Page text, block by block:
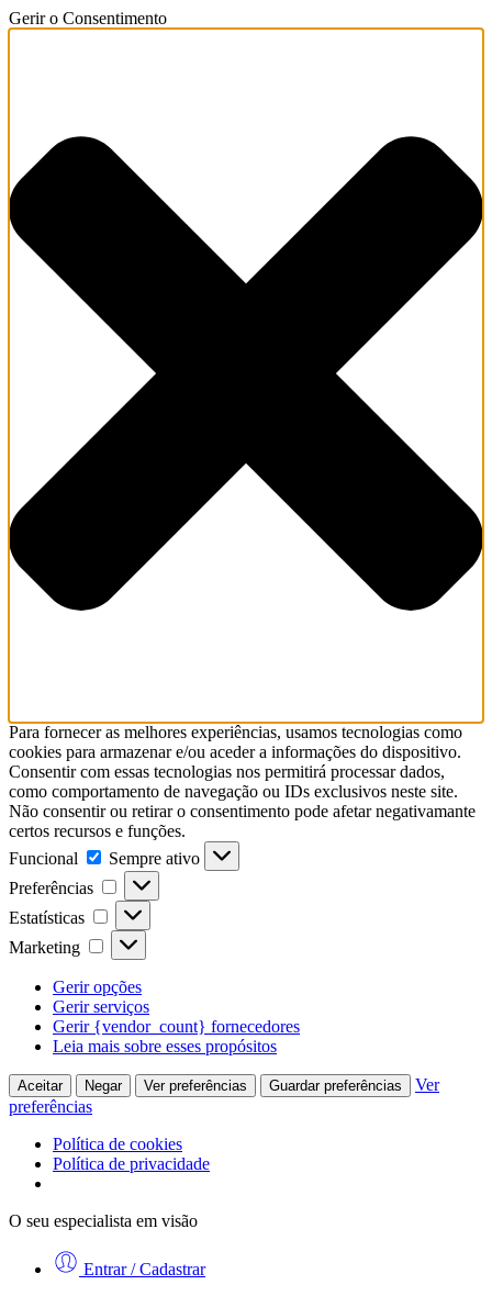
Gerir o Consentimento
Para fornecer as melhores experiências, usamos tecnologias como
cookies para armazenar e/ou aceder a informações do dispositivo.
Consentir com essas tecnologias nos permitirá processar dados,
como comportamento de navegação ou IDs exclusivos neste site.
Não consentir ou retirar o consentimento pode afetar negativamante
certos recursos e funções.
Funcional
Sempre ativo
Preferências
Estatísticas
Marketing
Gerir opções
Gerir serviços
Gerir {vendor_count} fornecedores
Leia mais sobre esses propósitos
Aceitar Negar Ver preferências Guardar preferências
Ver
preferências
Política de cookies
Política de privacidade
O seu especialista em visão
Entrar / Cadastrar